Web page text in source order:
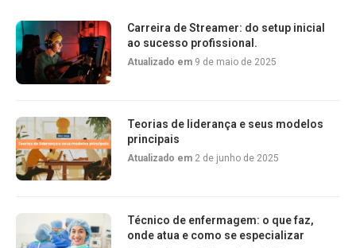
Carreira de Streamer: do setup inicial
ao sucesso profissional.
Atualizado em 9 de maio de 2025
Teorias de liderança e seus modelos
principais
Atualizado em 2 de junho de 2025
Técnico de enfermagem: o que faz,
onde atua e como se especializar